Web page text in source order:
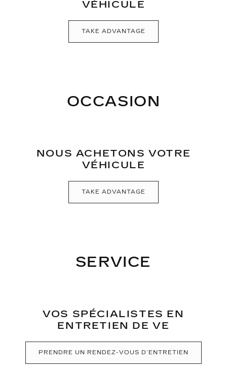
VÉHICULE
TAKE ADVANTAGE
OCCASION
NOUS ACHETONS VOTRE
VÉHICULE
TAKE ADVANTAGE
SERVICE
VOS SPÉCIALISTES EN
ENTRETIEN DE VE
PRENDRE UN RENDEZ-VOUS D’ENTRETIEN